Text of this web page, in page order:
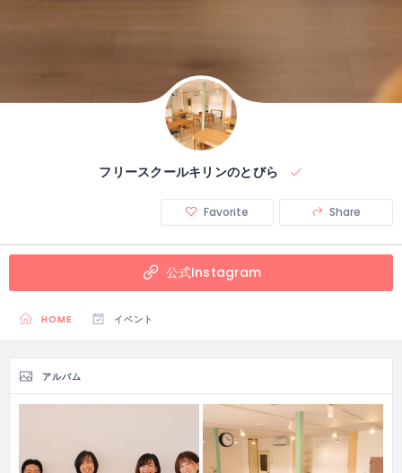
フリースクールキリンのとびら
Favorite Share
公式Instagram
HOME イベント
アルバム